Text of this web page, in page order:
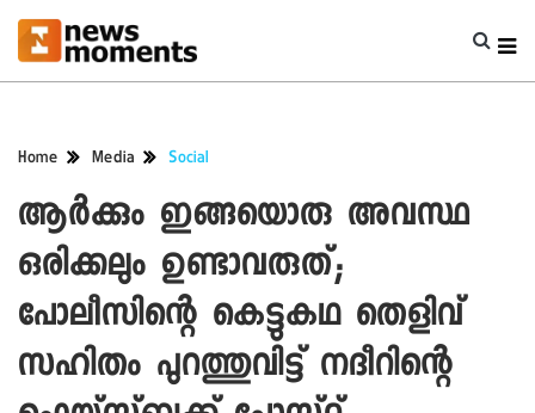
Home Media Social
ആര്‍ക്കും ഇങ്ങയൊരു അവസ്ഥ
ഒരിക്കലും ഉണ്ടാവരുത്;
പോലീസിന്റെ കെട്ടുകഥ തെളിവ്
സഹിതം പുറത്തുവിട്ട് നദീറിന്റെ